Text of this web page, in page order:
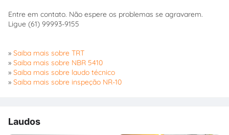
Entre em contato. Não espere os problemas se agravarem.
Ligue (61) 99993-9155
» Saiba mais sobre TRT
» Saiba mais sobre NBR 5410
» Saiba mais sobre laudo técnico
» Saiba mais sobre inspeção NR-10
Laudos